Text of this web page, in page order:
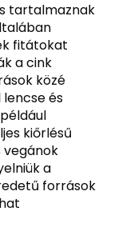
tartalmaznak
fitátokat
a cink
közé
és
kiőrlésű
vegánok
a
források